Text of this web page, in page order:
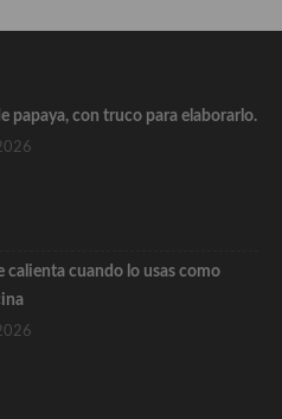
papaya, con truco para elaborarlo.
calienta cuando lo usas como